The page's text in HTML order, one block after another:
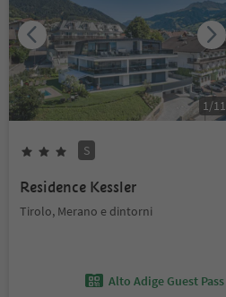
1/11
S
Residence Kessler
Tirolo, Merano e dintorni
Alto Adige Guest Pass